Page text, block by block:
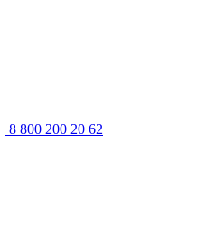
8 800 200 20 62